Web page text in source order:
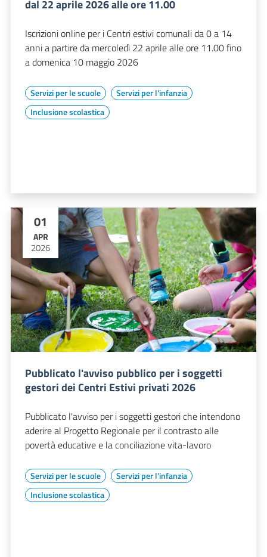
dal 22 aprile 2026 alle ore 11.00
Iscrizioni online per i Centri estivi comunali da 0 a 14
anni a partire da mercoledì 22 aprile alle ore 11.00 fino
a domenica 10 maggio 2026
Servizi per le scuole
Servizi per l'infanzia
Inclusione scolastica
01
APR
2026
Pubblicato l'avviso pubblico per i soggetti
gestori dei Centri Estivi privati 2026
Pubblicato l'avviso per i soggetti gestori che intendono
aderire al Progetto Regionale per il contrasto alle
povertà educative e la conciliazione vita-lavoro
Servizi per le scuole
Servizi per l'infanzia
Inclusione scolastica